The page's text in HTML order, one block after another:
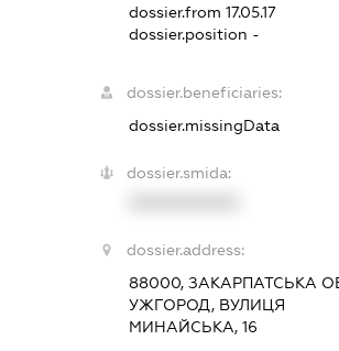
dossier.from 17.05.17
dossier.position -
dossier.beneficiaries:
dossier.missingData
dossier.smida:
dossier.address:
88000, ЗАКАРПАТСЬКА
УЖГОРОД, ВУЛИЦЯ
МИНАЙСЬКА, 16